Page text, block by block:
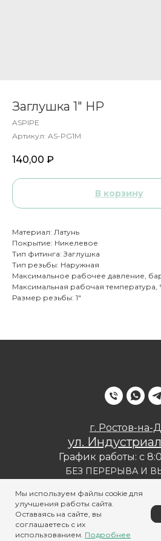
Заглушка 1" НР
ASPIPE
Артикул: AS-PG1M
140,00 ₽
В корзину
Материал: Латунь
Покрытие: Никелевое
Тип фитинга: Заглушка
Тип резьбы: Наружная
Максимальное рабочее давление,
Максимальная рабочая температура,
Размер резьбы: 1"
г. Ростов-на-
ул.
График работы: с
БЕЗ ПЕРЕРЫВА И
Мы используем файлы cookie для
улучшения работы сайта.
Оставаясь на сайте, вы
соглашаетесь с их
использованием. Подробнее